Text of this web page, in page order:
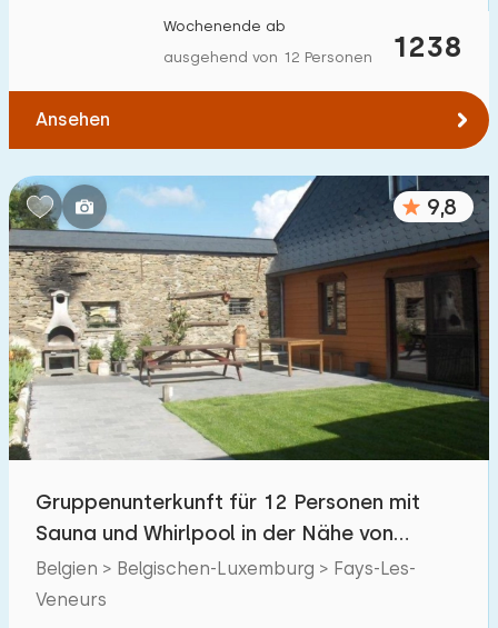
1238
Wochenende ab
ausgehend von 12 Personen
Ansehen
9,8
Gruppenunterkunft für 12 Personen mit
Sauna und Whirlpool in der Nähe von
Bouillon
Belgien > Belgischen-Luxemburg > Fays-Les-
Veneurs